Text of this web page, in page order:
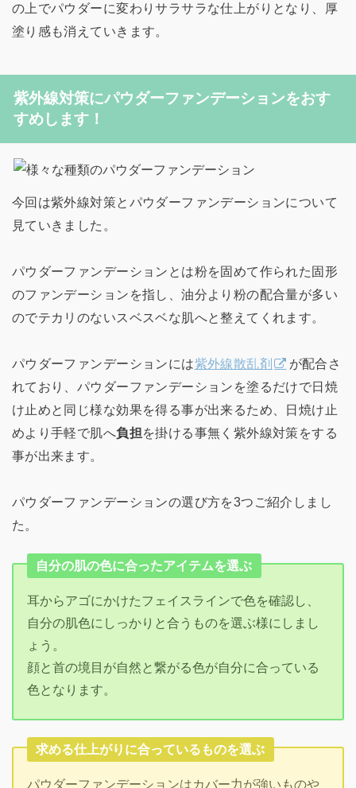
の上でパウダーに変わりサラサラな仕上がりとなり、厚
塗り感も消えていきます。
紫外線対策にパウダーファンデーションをおす
すめします！
今回は紫外線対策とパウダーファンデーションについて
見ていきました。
パウダーファンデーションとは粉を固めて作られた固形
のファンデーションを指し、油分より粉の配合量が多い
のでテカリのないスベスベな肌へと整えてくれます。
パウダーファンデーションには紫外線散乱剤
が配合さ
れており、パウダーファンデーションを塗るだけで日焼
け止めと同じ様な効果を得る事が出来るため、日焼け止
めより手軽で肌へ負担を掛ける事無く紫外線対策をする
事が出来ます。
パウダーファンデーションの選び方を3つご紹介しまし
た。
自分の肌の色に合ったアイテムを選ぶ
耳からアゴにかけたフェイスラインで色を確認し、
自分の肌色にしっかりと合うものを選ぶ様にしまし
ょう。
顔と首の境目が自然と繋がる色が自分に合っている
色となります。
求める仕上がりに合っているものを選ぶ
パウダーファンデーションはカバー力が強いものや